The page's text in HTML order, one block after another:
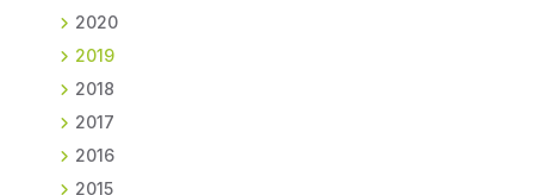
2020
2019
2018
2017
2016
2015